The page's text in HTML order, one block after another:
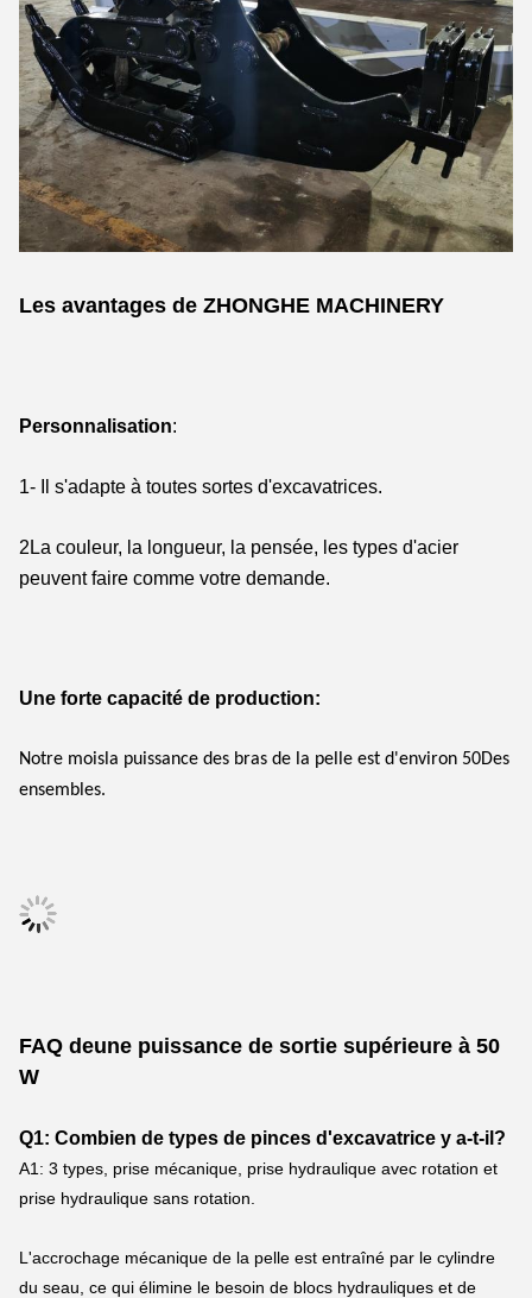
Les avantages de ZHONGHE MACHINERY
Personnalisation:
1- Il s'adapte à toutes sortes d'excavatrices.
2La couleur, la longueur, la pensée, les types d'acier
peuvent faire comme votre demande.
Une forte capacité de production:
Notre mois la puissance des bras de la pelle est d'environ 50Des
ensembles.
FAQ deune puissance de sortie supérieure à 50
W
Q1: Combien de types de pinces d'excavatrice y a-t-il?
A1: 3 types, prise mécanique, prise hydraulique avec rotation et
prise hydraulique sans rotation.
L'accrochage mécanique de la pelle est entraîné par le cylindre
du seau, ce qui élimine le besoin de blocs hydrauliques et de